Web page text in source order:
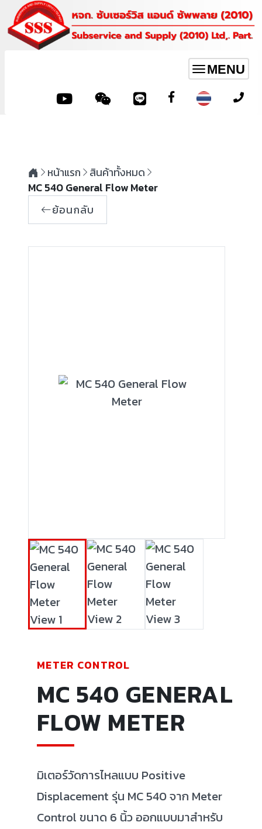
Toggle
navigation
MENU
หน้าแรก
สินค้าทั้งหมด
MC 540 General Flow Meter
ย้อนกลับ
METER CONTROL
MC 540 GENERAL
FLOW METER
มิเตอร์วัดการไหลแบบ Positive
Displacement รุ่น MC 540 จาก Meter
Control ขนาด 6 นิ้ว ออกแบบมาสำหรับ